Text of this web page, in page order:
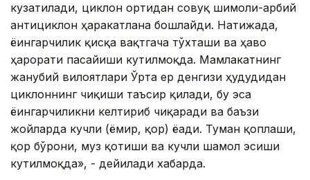
кузатилади, циклон ортидан совуқ шимоли-ғарбий
антициклон ҳаракатлана бошлайди. Натижада,
ёғингарчилик қисқа вақтгача тўхташи ва ҳаво
ҳарорати пасайиши кутилмоқда. Мамлакатнинг
жанубий вилоятлари Ўрта ер денгизи ҳудудидан
циклоннинг чиқиши таъсир қилади, бу эса
ёғингарчиликни келтириб чиқаради ва баъзи
жойларда кучли (ёмғир, қор) ёғади. Туман қоплаши,
қор бўрони, муз қотиши ва кучли шамол эсиши
кутилмоқда», - дейилади хабарда.